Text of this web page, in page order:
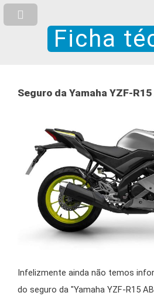
Ficha
Seguro da Yamaha YZF-
Infelizmente ainda não temos
do seguro da "Yamaha YZF-R15